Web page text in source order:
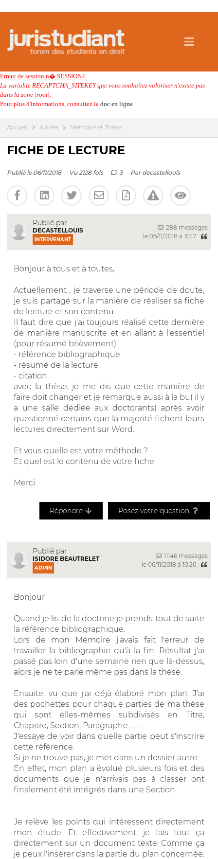
Erreur de session n� SESSION4:
La variable RECAPTCHA_SITEKEY que vous souhaitez valoriser n'existe pas
dans la zone |root|.
Pour plus d'informations, consultez la doc en ligne
Accueil Autres Mémoire et Thèse
FICHE DE LECTURE
Publié le 06/11/2018 Vu 2128 fois 3 Par decastellouis
Publié par
DECASTELLOUIS
INTERVENANT
288 messages
le 06/11/2018 à 10:17
Bonjour à tous et à toutes,
Actuellement , je traverse une période de doute,
je suis partagé sur la manière de réaliser sa fiche
de lecture et son contenu.
Il faut dire que j'ai toujours réalisé cette dernière
de manière manuscrite et en allant à l'essentiel
(pour résumé brièvement):
- référence bibliographique
- résumé de la lecture
- citation
avec la thèse, je me dis que cette manière de
faire doit changer et je remarque aussi à la bu( il y
a une salle dédiée aux doctorants) après avoir
questionné certains que la majorité fichent leurs
lectures directement sur Word.
Et vous quelle est votre méthode ?
Et quel est le contenu de votre fiche
Merci
Répondre Posez votre question
Publié par
ISIDORE BEAUTRELET
ADMIN
11146 messages
le 06/11/2018 à 10:26
Bonjour
Quand je lis de la doctrine je prends tout de suite
la référence bibliographique.
Lors de mon Mémoire j'avais fait l'erreur de
travailler la bibliographie qu'à la fin. Résultat j'ai
passé pas loin d'une semaine rien que là-dessus,
alors je ne te parle même pas dans la thèse.
Ensuite, vu que j'ai déjà élaboré mon plan. J'ai
des pochettes pour chaque parties de ma thèse
qui sont elles-mêmes subdivisés en Titre,
Chapitre, Section, Paragraphe ... ...
J'essaye de voir dans quelle partie peut s'inscrire
cette référence.
Si je ne trouve pas, je met dans un dossier autre.
En effet, mon plan a évolué plusieurs fois et des
documents que je n'arrivais pas à classer ont
finalement été intégrés dans une Section.
Je relève les points qui intéressent directement
mon étude. Et effectivement, je fais tout ça
directement sur un document texte. Comme ça
je peux l'insérer dans la partie du plan concernée.